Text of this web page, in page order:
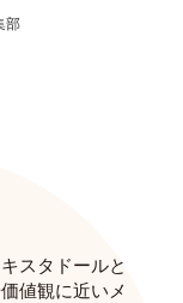
部
ムライン」が先行
スタドールと
値観に近いメ